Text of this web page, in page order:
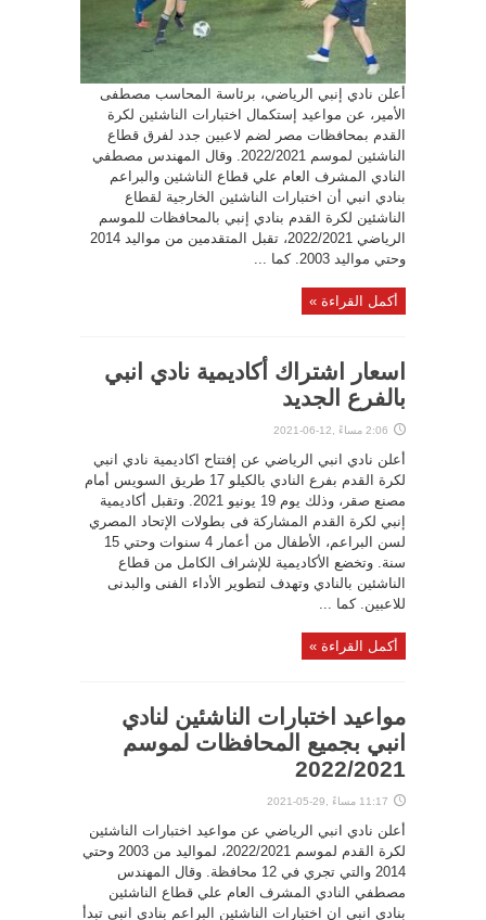
أعلن نادي إنبي الرياضي، برئاسة المحاسب مصطفى
الأمير، عن مواعيد إستكمال اختبارات الناشئين لكرة
القدم بمحافظات مصر لضم لاعبين جدد لفرق قطاع
الناشئين لموسم 2022/2021. وقال المهندس مصطفي
النادي المشرف العام علي قطاع الناشئين والبراعم
بنادي انبي أن اختبارات الناشئين الخارجية لقطاع
الناشئين لكرة القدم بنادي إنبي بالمحافظات للموسم
الرياضي 2022/2021، تقبل المتقدمين من مواليد 2014
وحتي مواليد 2003. كما ...
أكمل القراءة »
اسعار اشتراك أكاديمية نادي انبي
بالفرع الجديد
2:06 مساءً ,12-06-2021
أعلن نادي انبي الرياضي عن إفتتاح اكاديمية نادي انبي
لكرة القدم بفرع النادي بالكيلو 17 طريق السويس أمام
مصنع صقر، وذلك يوم 19 يونيو 2021. وتقبل أكاديمية
إنبي لكرة القدم المشاركة فى بطولات الإتحاد المصري
لسن البراعم، الأطفال من أعمار 4 سنوات وحتي 15
سنة. وتخضع الأكاديمية للإشراف الكامل من قطاع
الناشئين بالنادي وتهدف لتطوير الأداء الفنى والبدنى
للاعبين. كما ...
أكمل القراءة »
مواعيد اختبارات الناشئين لنادي
انبي بجميع المحافظات لموسم
2022/2021
11:17 مساءً ,29-05-2021
أعلن نادي انبي الرياضي عن مواعيد اختبارات الناشئين
لكرة القدم لموسم 2022/2021، لمواليد من 2003 وحتي
2014 والتي تجري في 12 محافظة. وقال المهندس
مصطفي النادي المشرف العام علي قطاع الناشئين
بنادي انبي ان اختبارات الناشئين البراعم بنادي انبي تبدأ